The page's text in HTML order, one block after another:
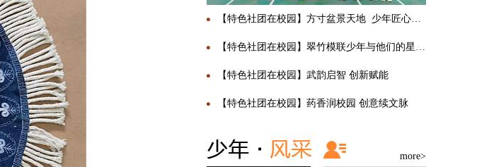
【特色社团在校园】方寸盆景天地 少年匠心传承
【特色社团在校园】翠竹模联少年与他们的星辰大海
【特色社团在校园】武韵启智 创新赋能
【特色社团在校园】药香润校园 创意续文脉
more>